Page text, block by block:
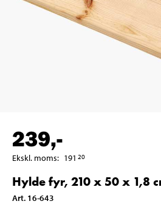
239,-
Ekskl. moms: 191 20
Hylde fyr, 210 x 50 x 1,8
Art. 16-643